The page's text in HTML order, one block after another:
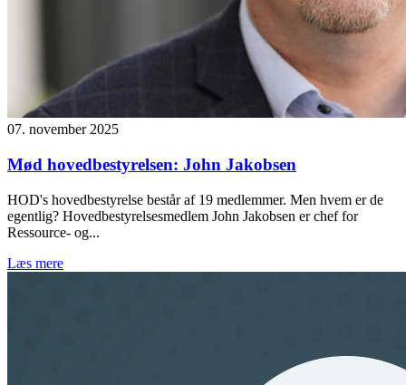
07. november 2025
Mød hovedbestyrelsen: John Jakobsen
HOD's hovedbestyrelse består af 19 medlemmer. Men hvem er de
egentlig? Hovedbestyrelsesmedlem John Jakobsen er chef for
Ressource- og...
Læs mere